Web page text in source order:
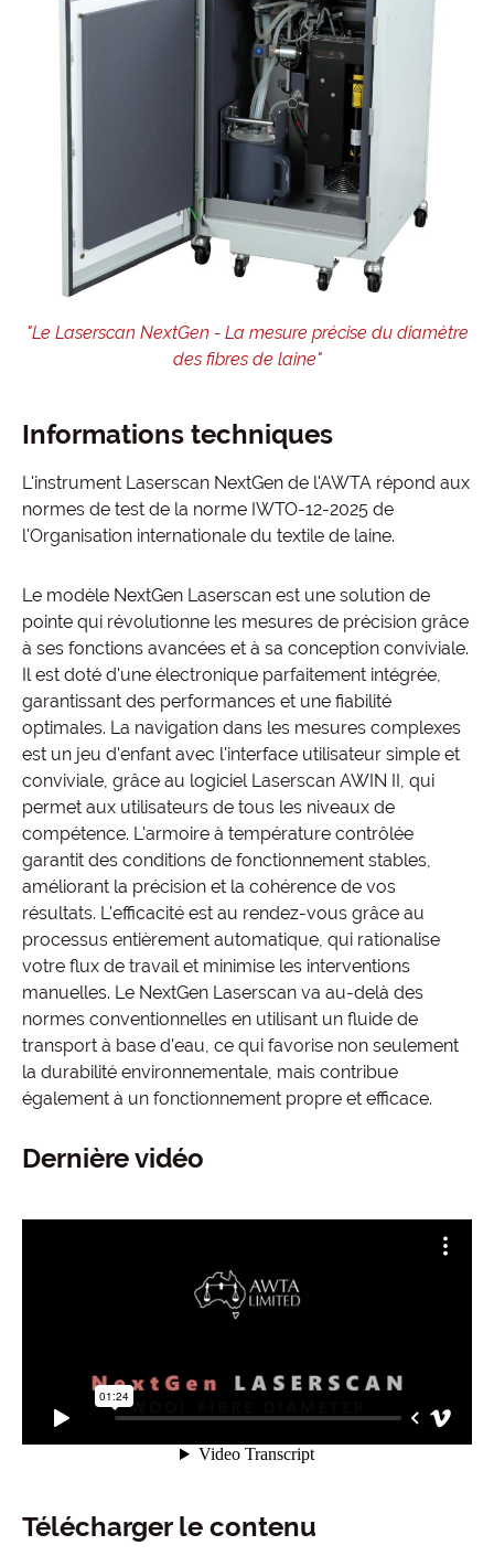
"Le Laserscan NextGen - La mesure précise du diamètre
des fibres de laine"
Informations techniques
L'instrument Laserscan NextGen de l'AWTA répond aux
normes de test de la norme IWTO-12-2025 de
l'Organisation internationale du textile de laine.
Le modèle NextGen Laserscan est une solution de
pointe qui révolutionne les mesures de précision grâce
à ses fonctions avancées et à sa conception conviviale.
Il est doté d'une électronique parfaitement intégrée,
garantissant des performances et une fiabilité
optimales. La navigation dans les mesures complexes
est un jeu d'enfant avec l'interface utilisateur simple et
conviviale, grâce au logiciel Laserscan AWIN II, qui
permet aux utilisateurs de tous les niveaux de
compétence. L'armoire à température contrôlée
garantit des conditions de fonctionnement stables,
améliorant la précision et la cohérence de vos
résultats. L'efficacité est au rendez-vous grâce au
processus entièrement automatique, qui rationalise
votre flux de travail et minimise les interventions
manuelles. Le NextGen Laserscan va au-delà des
normes conventionnelles en utilisant un fluide de
transport à base d'eau, ce qui favorise non seulement
la durabilité environnementale, mais contribue
également à un fonctionnement propre et efficace.
Dernière vidéo
Télécharger le contenu